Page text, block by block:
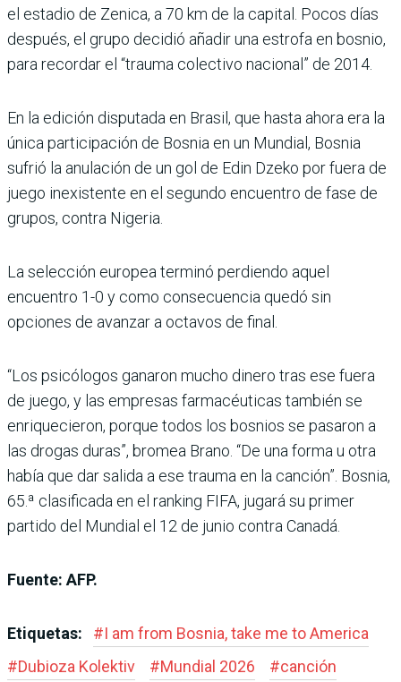
el estadio de Zenica, a 70 km de la capital. Pocos días
después, el grupo decidió añadir una estrofa en bosnio,
para recordar el “trauma colectivo nacional” de 2014.
En la edición disputada en Brasil, que hasta ahora era la
única participación de Bosnia en un Mundial, Bosnia
sufrió la anulación de un gol de Edin Dzeko por fuera de
juego inexistente en el segundo encuentro de fase de
grupos, contra Nigeria.
La selección europea terminó perdiendo aquel
encuentro 1-0 y como consecuencia quedó sin
opciones de avanzar a octavos de final.
“Los psicólogos ganaron mucho dinero tras ese fuera
de juego, y las empresas farmacéuticas también se
enriquecieron, porque todos los bosnios se pasaron a
las drogas duras”, bromea Brano. “De una forma u otra
había que dar salida a ese trauma en la canción”. Bosnia,
65.ª clasificada en el ranking FIFA, jugará su primer
partido del Mundial el 12 de junio contra Canadá.
Fuente: AFP.
Etiquetas: #I am from Bosnia, take me to America
#Dubioza Kolektiv #Mundial 2026 #canción